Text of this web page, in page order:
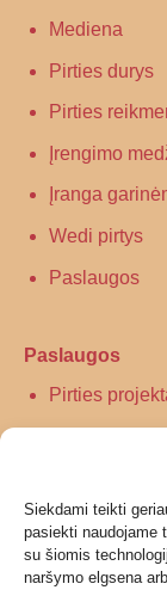
Siekdami teikti
pasiekti naudojame
su šiomis
naršymo elgsena
Mediena
Pirties durys
Pirties
Įrengimo
Įranga
Wedi pirtys
Paslaugos
Paslaugos
Pirties
Tradicinės